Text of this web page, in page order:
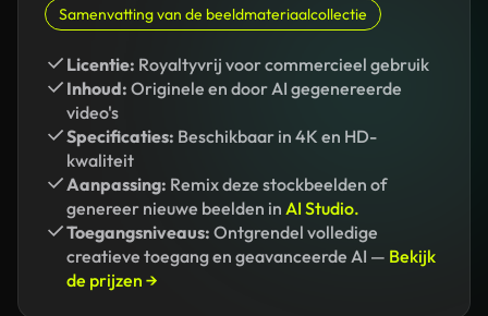
Samenvatting van de beeldmateriaalcollectie
Licentie: Royaltyvrij voor commercieel gebruik
Inhoud: Originele en door AI gegenereerde
video's
Specificaties: Beschikbaar in 4K en HD-
kwaliteit
Aanpassing: Remix deze stockbeelden of
genereer nieuwe beelden in AI Studio.
Toegangsniveaus: Ontgrendel volledige
creatieve toegang en geavanceerde AI — Bekijk
de prijzen →